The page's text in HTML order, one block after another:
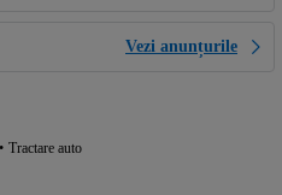
Vezi anunțurile
Tractare auto